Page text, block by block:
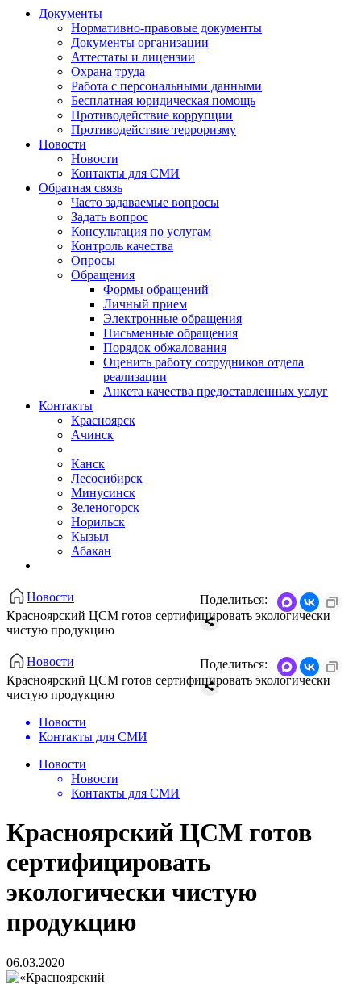
Документы
Нормативно-правовые документы
Документы организации
Аттестаты и лицензии
Охрана труда
Работа с персональными данными
Бесплатная юридическая помощь
Противодействие коррупции
Противодействие терроризму
Новости
Новости
Контакты для СМИ
Обратная связь
Часто задаваемые вопросы
Задать вопрос
Консультация по услугам
Контроль качества
Опросы
Обращения
Формы обращений
Личный прием
Электронные обращения
Письменные обращения
Порядок обжалования
Оценить работу сотрудников отдела
реализации
Анкета качества предоставленных услуг
Контакты
Красноярск
Ачинск
Канск
Лесосибирск
Минусинск
Зеленогорск
Норильск
Кызыл
Абакан
Новости
Красноярский ЦСМ готов сертифицировать экологически
чистую продукцию
Поделиться:
Новости
Красноярский ЦСМ готов сертифицировать экологически
чистую продукцию
Поделиться:
Новости
Контакты для СМИ
Новости
Новости
Контакты для СМИ
Красноярский ЦСМ готов
сертифицировать
экологически чистую
продукцию
06.03.2020